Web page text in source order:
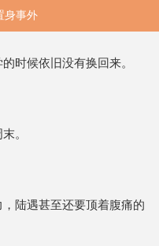
身事外
时候依旧没有换回来。
。
陆遇甚至还要顶着腹痛的